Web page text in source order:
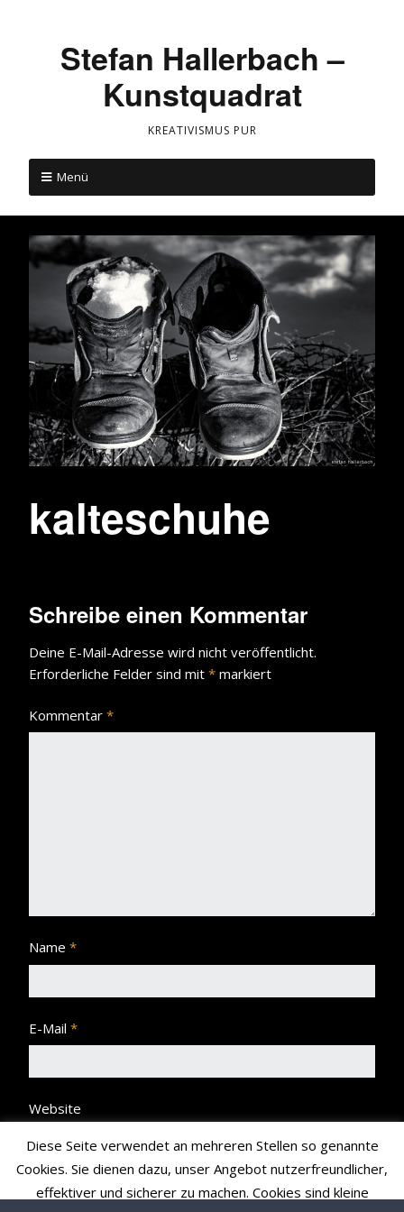
Stefan Hallerbach –
Kunstquadrat
KREATIVISMUS PUR
Menü
kalteschuhe
Schreibe einen Kommentar
Deine E-Mail-Adresse wird nicht veröffentlicht.
Erforderliche Felder sind mit * markiert
Kommentar *
Name *
E-Mail *
Website
Diese Seite verwendet an mehreren Stellen so genannte
Cookies. Sie dienen dazu, unser Angebot nutzerfreundlicher,
effektiver und sicherer zu machen. Cookies sind kleine